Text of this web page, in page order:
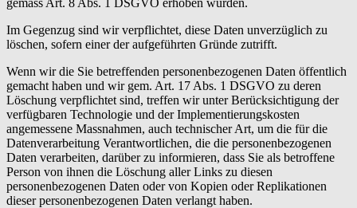
Im Gegenzug sind wir verpflichtet, diese Daten unverzüglich zu
löschen, sofern einer der aufgeführten Gründe zutrifft.
Wenn wir die Sie betreffenden personenbezogenen Daten öffentlich
gemacht haben und wir gem. Art. 17 Abs. 1 DSGVO zu deren
Löschung verpflichtet sind, treffen wir unter Berücksichtigung der
verfügbaren Technologie und der Implementierungskosten
angemessene Massnahmen, auch technischer Art, um die für die
Datenverarbeitung Verantwortlichen, die die personenbezogenen
Daten verarbeiten, darüber zu informieren, dass Sie als betroffene
Person von ihnen die Löschung aller Links zu diesen
personenbezogenen Daten oder von Kopien oder Replikationen
dieser personenbezogenen Daten verlangt haben.